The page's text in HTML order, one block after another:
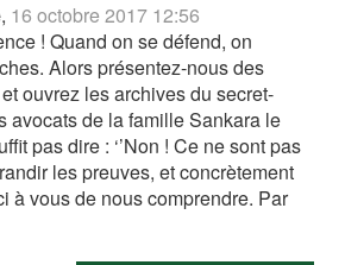
, 16 octobre 2017 12:56
! Quand on se défend, on
Alors présentez-nous des
ouvrez les archives du secret-
avocats de la famille Sankara le
pas dire : ‘’Non ! Ce ne sont pas
les preuves, et concrètement
à vous de nous comprendre. Par